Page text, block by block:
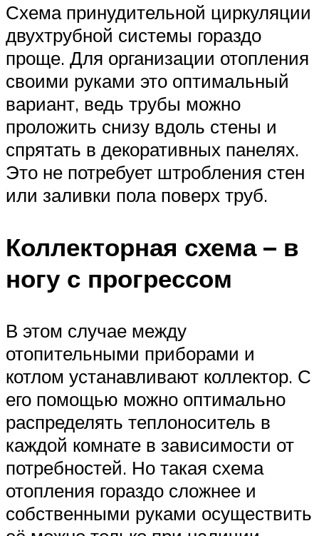
Схема принудительной циркуляции
двухтрубной системы гораздо
проще. Для организации отопления
своими руками это оптимальный
вариант, ведь трубы можно
проложить снизу вдоль стены и
спрятать в декоративных панелях.
Это не потребует штробления стен
или заливки пола поверх труб.
Коллекторная схема – в
ногу с прогрессом
В этом случае между
отопительными приборами и
котлом устанавливают коллектор. С
его помощью можно оптимально
распределять теплоноситель в
каждой комнате в зависимости от
потребностей. Но такая схема
отопления гораздо сложнее и
собственными руками осуществить